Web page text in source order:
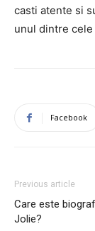
casti atente si
unul dintre
Facebook
Previous article
Care este
Jolie?